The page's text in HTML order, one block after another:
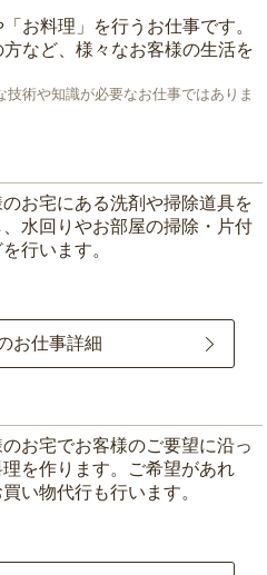
お料理 」を行うお仕事です。
など、様々なお客様の生活を
術や知識が必要なお仕事ではありま
のお宅にある洗剤や掃除道具を
水回りやお部屋の掃除・片付
行います。
お仕事詳細
お宅でお客様のご要望に沿っ
理を作ります。ご希望があれ
い物代行も行います。